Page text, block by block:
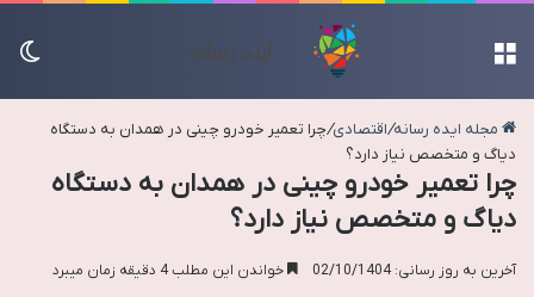
مجله ایده رسانه/اقتصادی/چرا تعمیر خودرو چینی در همدان به دستگاه
دیاگ و متخصص نیاز دارد؟
چرا تعمیر خودرو چینی در همدان به دستگاه
دیاگ و متخصص نیاز دارد؟
آخرین به روز رسانی: 02/10/1404 خواندن این مطلب 4 دقیقه زمان میبرد